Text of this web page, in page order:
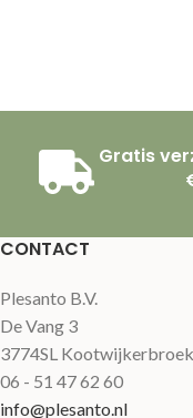
Gratis
CONTACT
Plesanto B.V.
De Vang 3
3774SL Kootwijkerbroek
06 - 51 47 62 60
info@plesanto.nl